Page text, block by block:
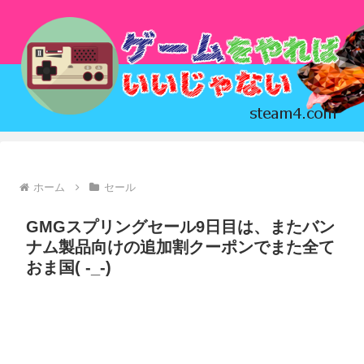
ホーム セール
GMGスプリングセール9日目は、またバン
ナム製品向けの追加割クーポンでまた全て
おま国( -_-)